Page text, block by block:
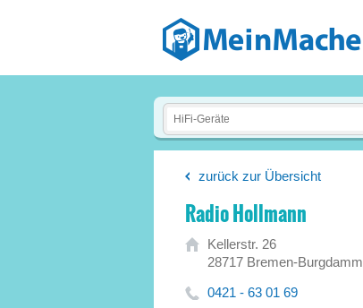
zurück zur Übersicht
Radio Hollmann
Kellerstr. 26
28717 Bremen-Burgdamm
0421 - 63 01 69